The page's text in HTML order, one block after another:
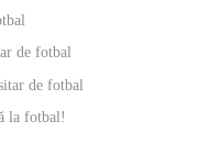
de fotbal
de fotbal
la fotbal!